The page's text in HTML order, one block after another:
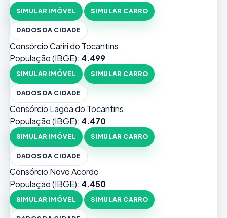
SIMULAR IMÓVEL SIMULAR CARRO
DADOS DA CIDADE
Consórcio Cariri do Tocantins
População (IBGE): 4.499
SIMULAR IMÓVEL SIMULAR CARRO
DADOS DA CIDADE
Consórcio Lagoa do Tocantins
População (IBGE): 4.470
SIMULAR IMÓVEL SIMULAR CARRO
DADOS DA CIDADE
Consórcio Novo Acordo
População (IBGE): 4.450
SIMULAR IMÓVEL SIMULAR CARRO